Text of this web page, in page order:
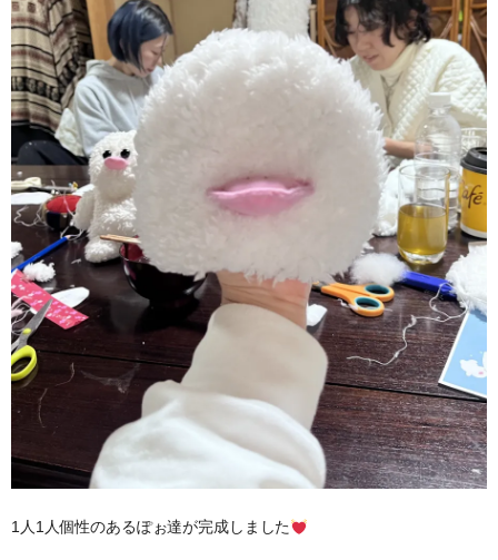
1人1人個性のあるぽぉ達が完成しました